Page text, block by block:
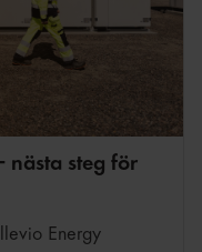
nästa steg för
Energy